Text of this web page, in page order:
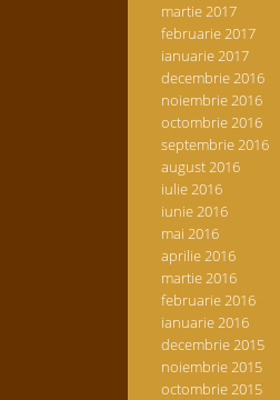
martie 2017
februarie 2017
ianuarie 2017
decembrie 2016
noiembrie 2016
octombrie 2016
septembrie 2016
august 2016
iulie 2016
iunie 2016
mai 2016
aprilie 2016
martie 2016
februarie 2016
ianuarie 2016
decembrie 2015
noiembrie 2015
octombrie 2015